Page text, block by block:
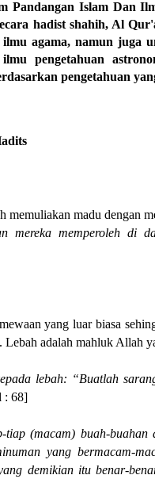
Islam Dan
hadist shahih, Al
agama, namun juga
pengetahuan
pengetahuan
memuliakan madu dengan
mereka memperoleh di
yang luar biasa
adalah mahluk Allah
lebah: “Buatlah
: 68]
(macam) buah-
yang bermacam-
demikian itu benar-